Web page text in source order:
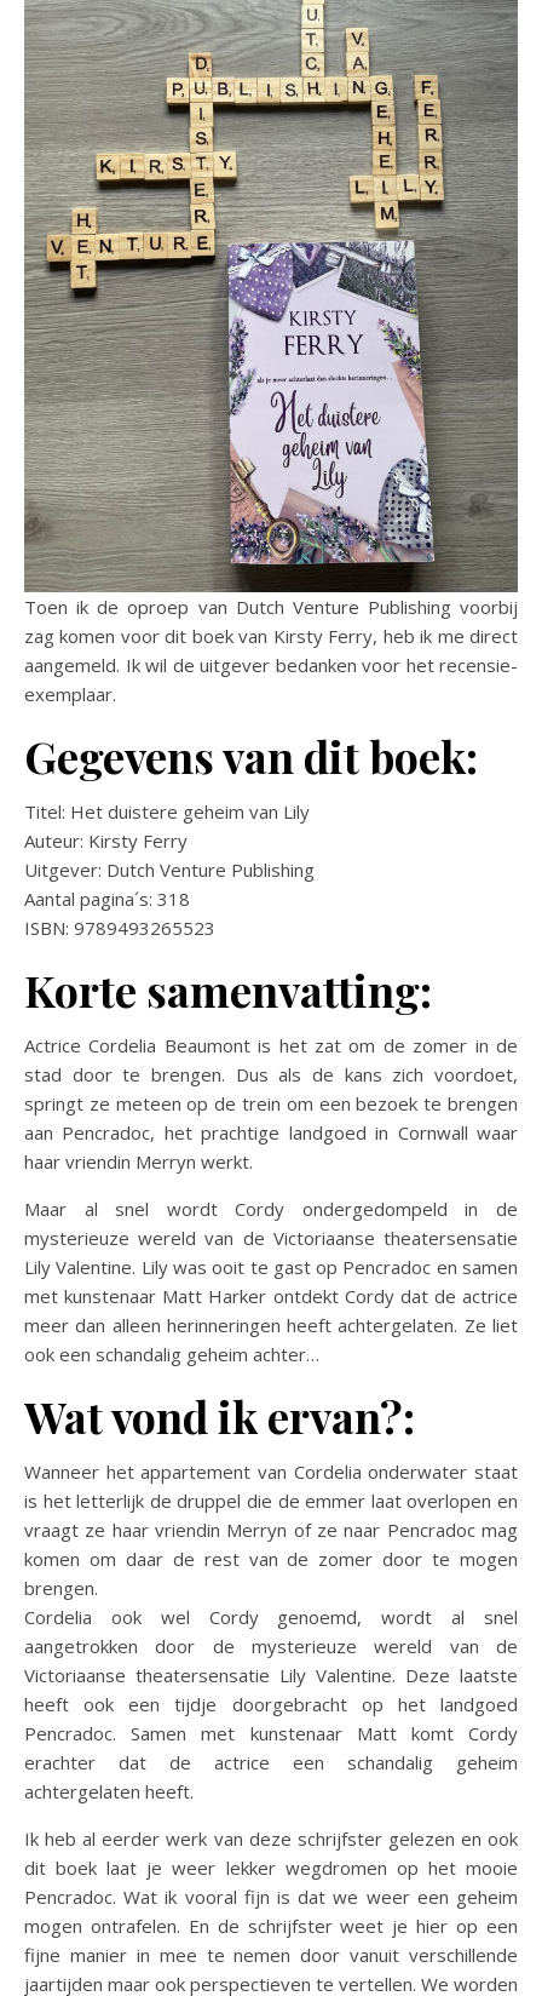
Toen ik de oproep van Dutch Venture Publishing voorbij
zag komen voor dit boek van Kirsty Ferry, heb ik me direct
aangemeld. Ik wil de uitgever bedanken voor het recensie-
exemplaar.
Gegevens van dit boek:
Titel: Het duistere geheim van Lily
Auteur: Kirsty Ferry
Uitgever: Dutch Venture Publishing
Aantal pagina´s: 318
ISBN: 9789493265523
Korte samenvatting:
Actrice Cordelia Beaumont is het zat om de zomer in de
stad door te brengen. Dus als de kans zich voordoet,
springt ze meteen op de trein om een bezoek te brengen
aan Pencradoc, het prachtige landgoed in Cornwall waar
haar vriendin Merryn werkt.
Maar al snel wordt Cordy ondergedompeld in de
mysterieuze wereld van de Victoriaanse theatersensatie
Lily Valentine. Lily was ooit te gast op Pencradoc en samen
met kunstenaar Matt Harker ontdekt Cordy dat de actrice
meer dan alleen herinneringen heeft achtergelaten. Ze liet
ook een schandalig geheim achter…
Wat vond ik ervan?:
Wanneer het appartement van Cordelia onderwater staat
is het letterlijk de druppel die de emmer laat overlopen en
vraagt ze haar vriendin Merryn of ze naar Pencradoc mag
komen om daar de rest van de zomer door te mogen
brengen.
Cordelia ook wel Cordy genoemd, wordt al snel
aangetrokken door de mysterieuze wereld van de
Victoriaanse theatersensatie Lily Valentine. Deze laatste
heeft ook een tijdje doorgebracht op het landgoed
Pencradoc. Samen met kunstenaar Matt komt Cordy
erachter dat de actrice een schandalig geheim
achtergelaten heeft.
Ik heb al eerder werk van deze schrijfster gelezen en ook
dit boek laat je weer lekker wegdromen op het mooie
Pencradoc. Wat ik vooral fijn is dat we weer een geheim
mogen ontrafelen. En de schrijfster weet je hier op een
fijne manier in mee te nemen door vanuit verschillende
jaartijden maar ook perspectieven te vertellen. We worden